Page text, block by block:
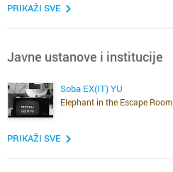
PRIKAŽI SVE
Javne ustanove i institucije
Soba EX(IT) YU
Elephant in the Escape Room
PRIKAŽI SVE